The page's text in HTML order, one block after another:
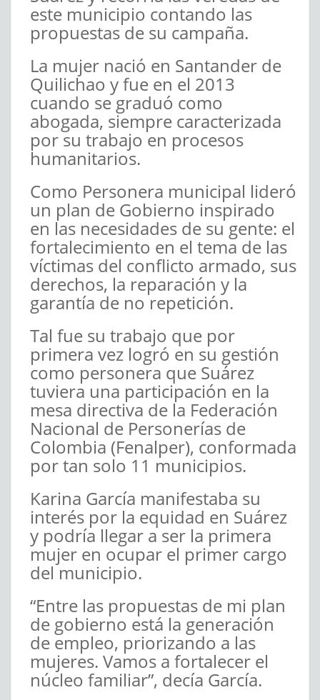
este municipio contando las
propuestas de su campaña.
La mujer nació en Santander de
Quilichao y fue en el 2013
cuando se graduó como
abogada, siempre caracterizada
por su trabajo en procesos
humanitarios.
Como Personera municipal lideró
un plan de Gobierno inspirado
en las necesidades de su gente: el
fortalecimiento en el tema de las
víctimas del conflicto armado, sus
derechos, la reparación y la
garantía de no repetición.
Tal fue su trabajo que por
primera vez logró en su gestión
como personera que Suárez
tuviera una participación en la
mesa directiva de la Federación
Nacional de Personerías de
Colombia (Fenalper), conformada
por tan solo 11 municipios.
Karina García manifestaba su
interés por la equidad en Suárez
y podría llegar a ser la primera
mujer en ocupar el primer cargo
del municipio.
“Entre las propuestas de mi plan
de gobierno está la generación
de empleo, priorizando a las
mujeres. Vamos a fortalecer el
núcleo familiar”, decía García.